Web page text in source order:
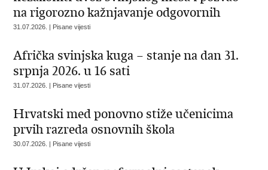
na rigorozno kažnjavanje odgovornih
31.07.2026. | Pisane vijesti
Afrička svinjska kuga – stanje na dan 31.
srpnja 2026. u 16 sati
31.07.2026. | Pisane vijesti
Hrvatski med ponovno stiže učenicima
prvih razreda osnovnih škola
30.07.2026. | Pisane vijesti